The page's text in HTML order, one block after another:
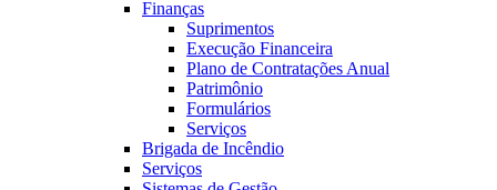
Finanças
Suprimentos
Execução Financeira
Plano de Contratações Anual
Patrimônio
Formulários
Serviços
Brigada de Incêndio
Serviços